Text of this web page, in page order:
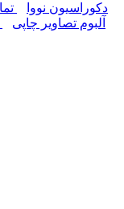
دکوراسیون نووا
آلبوم تصاویر چاپی